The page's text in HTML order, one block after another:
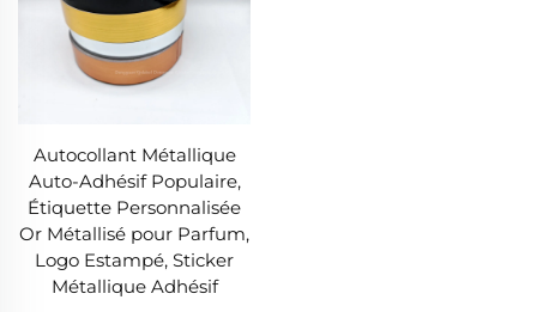
Autocollant Métallique
Auto-Adhésif Populaire,
Étiquette Personnalisée
Or Métallisé pour Parfum,
Logo Estampé, Sticker
Métallique Adhésif